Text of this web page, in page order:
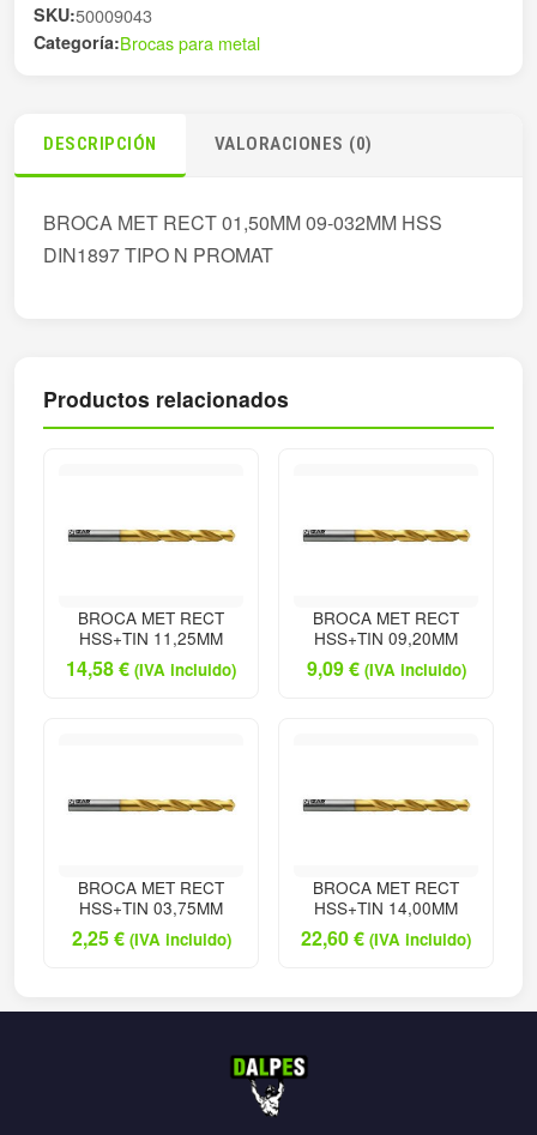
032M
cantidad
SKU:50009043
Categoría:Brocas para metal
DESCRIPCIÓN VALORACIONES (0)
BROCA MET RECT 01,50MM 09-032MM HSS
DIN1897 TIPO N PROMAT
Productos relacionados
BROCA MET RECT
HSS+TIN 11,25MM
14,58€ (IVA incluido)
BROCA MET RECT
HSS+TIN 09,20MM
9,09€ (IVA incluido)
BROCA MET RECT
HSS+TIN 03,75MM
2,25€ (IVA incluido)
BROCA MET RECT
HSS+TIN 14,00MM
22,60€ (IVA incluido)